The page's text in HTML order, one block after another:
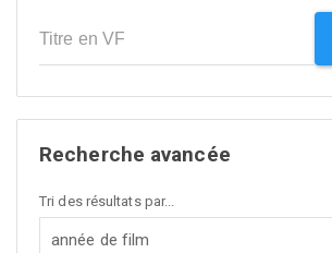
Recherche avancée
Tri des résultats par...
année de film